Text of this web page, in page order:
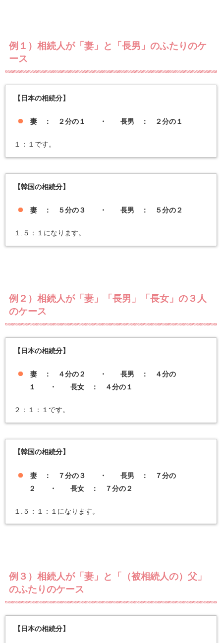
例１）相続人が「妻」と「長男」のふたりのケ
ース
【日本の相続分】
妻 ： ２分の１ ・ 長男 ： ２分の１
１：１です。
【韓国の相続分】
妻 ： ５分の３ ・ 長男 ： ５分の２
１.５：１になります。
例２）相続人が「妻」「長男」「長女」の３人
のケース
【日本の相続分】
妻 ： ４分の２ ・ 長男 ： ４分の
１ ・ 長女 ： ４分の１
２：１：１です。
【韓国の相続分】
妻 ： ７分の３ ・ 長男 ： ７分の
２ ・ 長女 ： ７分の２
１.５：１：１になります。
例３）相続人が「妻」と「（被相続人の）父」
のふたりのケース
【日本の相続分】